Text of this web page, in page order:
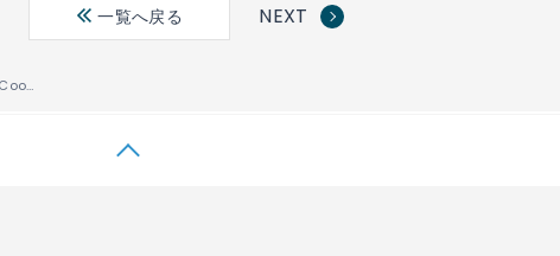
一覧へ戻る NEXT
ACCESS EuropeとSkyworth傘下のCoocaa、 スマートテレビ向けグローバルコンテンツの強化で戦略的提携を締結